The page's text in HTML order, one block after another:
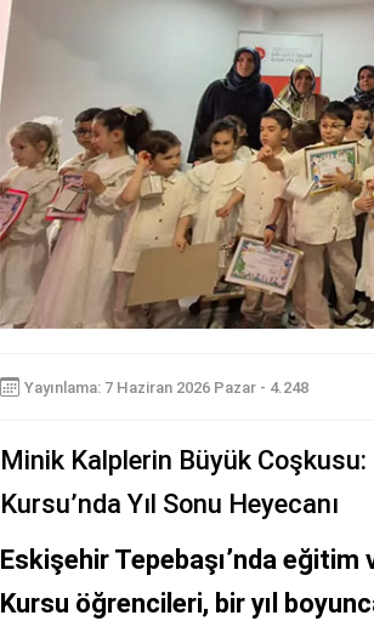
Yayınlama: 7 Haziran 2026 Pazar - 4.248
Minik Kalplerin Büyük
Kursu’nda Yıl Sonu Heyecanı
Eskişehir Tepebaşı’nda
Kursu öğrencileri, bir yıl